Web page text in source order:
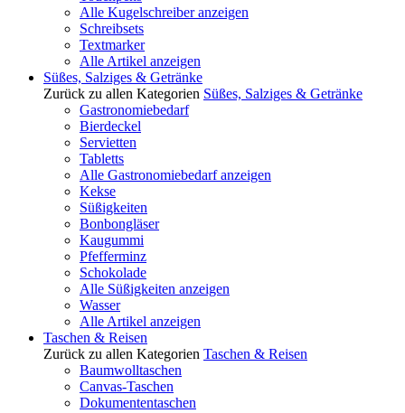
Alle Kugelschreiber anzeigen
Schreibsets
Textmarker
Alle Artikel anzeigen
Süßes, Salziges & Getränke
Zurück zu allen Kategorien Süßes, Salziges & Getränke
Gastronomiebedarf
Bierdeckel
Servietten
Tabletts
Alle Gastronomiebedarf anzeigen
Kekse
Süßigkeiten
Bonbongläser
Kaugummi
Pfefferminz
Schokolade
Alle Süßigkeiten anzeigen
Wasser
Alle Artikel anzeigen
Taschen & Reisen
Zurück zu allen Kategorien Taschen & Reisen
Baumwolltaschen
Canvas-Taschen
Dokumententaschen